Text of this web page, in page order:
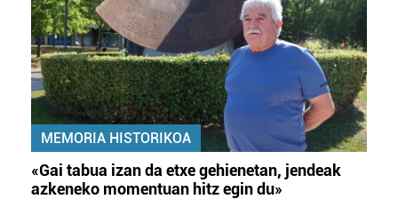
MEMORIA HISTORIKOA
«Gai tabua izan da etxe gehienetan, jendeak
azkeneko momentuan hitz egin du»